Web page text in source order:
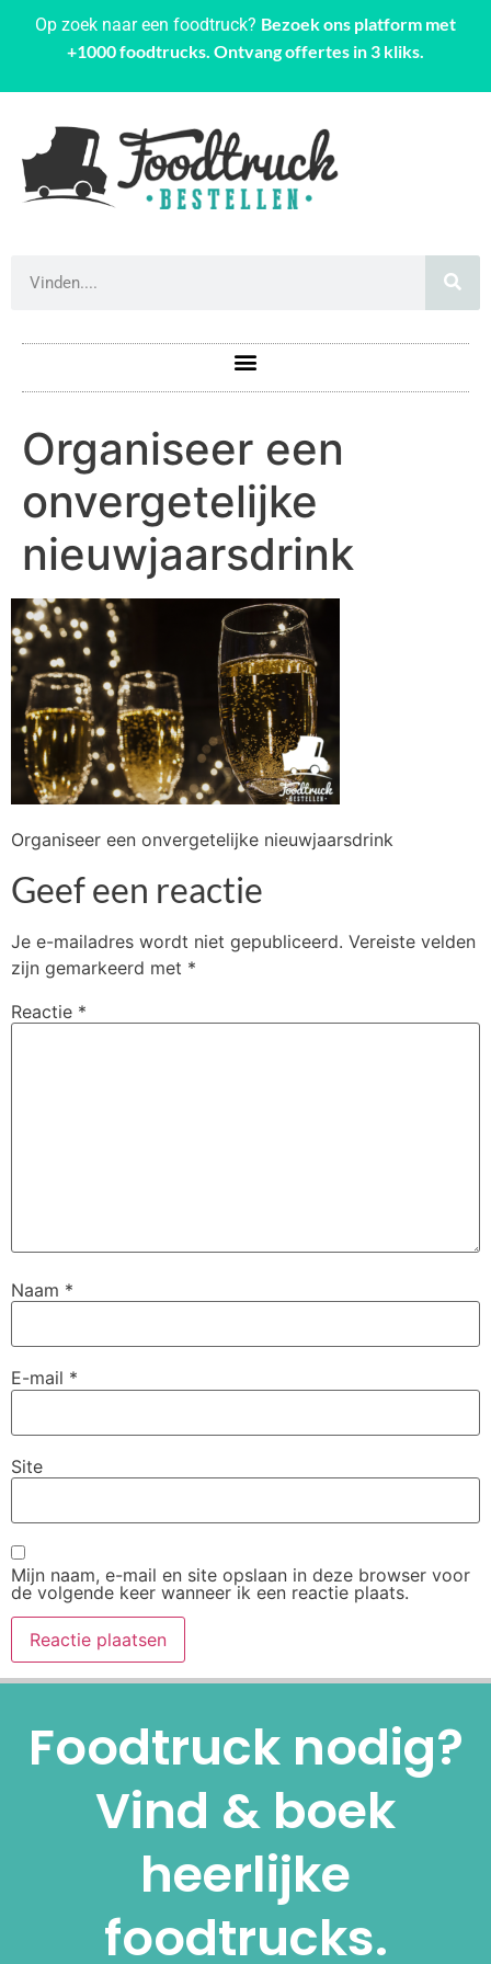
Op zoek naar een foodtruck? Bezoek ons platform met
+1000 foodtrucks. Ontvang offertes in 3 kliks.
Organiseer een
onvergetelijke
nieuwjaarsdrink
Organiseer een onvergetelijke nieuwjaarsdrink
Geef een reactie
Je e-mailadres wordt niet gepubliceerd. Vereiste velden
zijn gemarkeerd met *
Reactie *
Naam *
E-mail *
Site
Mijn naam, e-mail en site opslaan in deze browser voor
de volgende keer wanneer ik een reactie plaats.
Foodtruck nodig?
Vind & boek
heerlijke
foodtrucks.